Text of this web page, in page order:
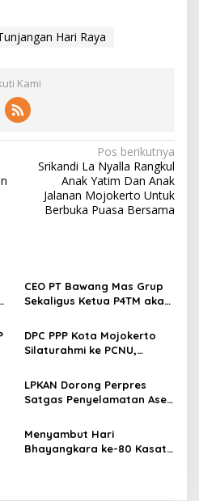
Hari Raya
Kami
Pos berikutnya
Srikandi La Nyalla Rangkul
Anak Yatim Dan Anak
Jalanan Mojokerto Untuk
Berbuka Puasa Bersama
CEO PT Bawang Mas Grup
Sekaligus Ketua P4TM akan
Tembakau di Madura
DPC PPP Kota Mojokerto
Silaturahmi ke PCNU,
Masyarakat
LPKAN Dorong Perpres
Satgas Penyelamatan Aset
Pemberantasan Korupsi
Menyambut Hari
Bhayangkara ke-80 Kasat